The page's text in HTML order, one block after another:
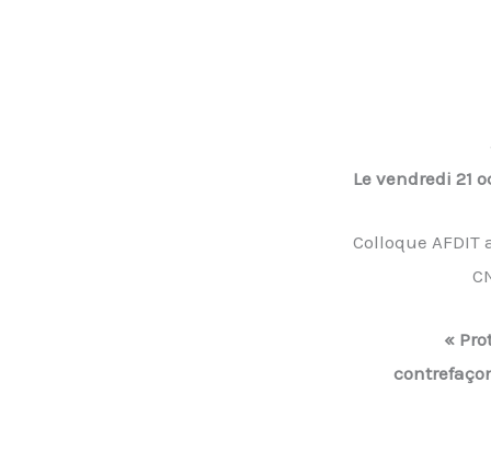
Le vendredi 21
Colloque
«